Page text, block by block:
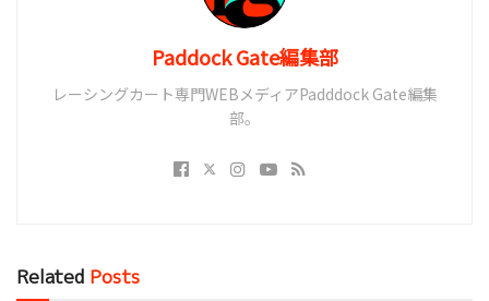
Paddock Gate編集部
レーシングカート専門WEBメディアPadddock Gate編集
部。
Related Posts